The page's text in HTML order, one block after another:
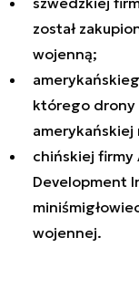
został
wojenną;
którego drony
chińskiej firmy
Development
wojennej.